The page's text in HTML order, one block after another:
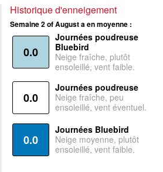
Historique d'enneigement
Semaine 2 of August a en moyenne :
0.0
Journées poudreuse
Bluebird
Neige fraîche, plutôt
ensoleillé, vent faible.
0.0
Journées poudreuse
Neige fraîche, peu
ensoleillé, vent éventuel.
0.0
Journées Bluebird
Neige moyenne, plutôt
ensoleillé, vent faible.